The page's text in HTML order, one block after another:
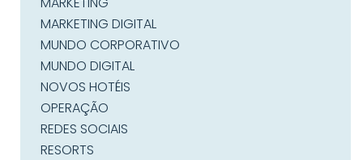
MARKETING DIGITAL
MUNDO CORPORATIVO
MUNDO DIGITAL
NOVOS HOTÉIS
OPERAÇÃO
REDES SOCIAIS
RESORTS